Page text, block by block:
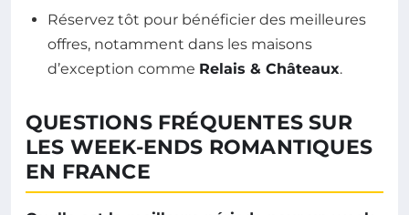
Réservez tôt pour bénéficier des meilleures
offres, notamment dans les maisons
d’exception comme Relais & Châteaux.
QUESTIONS FRÉQUENTES SUR
LES WEEK-ENDS ROMANTIQUES
EN FRANCE